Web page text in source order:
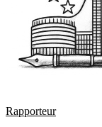
Rapporteur